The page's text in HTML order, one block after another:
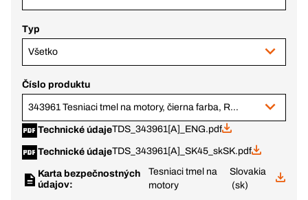
Typ
Všetko
Číslo produktu
343961 Tesniaci tmel na motory, čierna farba, RAL 9005, 200 ml tuba
Technické údajeTDS_343961[A]_ENG.pdf
Technické údajeTDS_343961[A]_SK45_skSK.pdf
Karta bezpečnostných
údajov:
Tesniaci tmel na
motory
Slovakia
(sk)